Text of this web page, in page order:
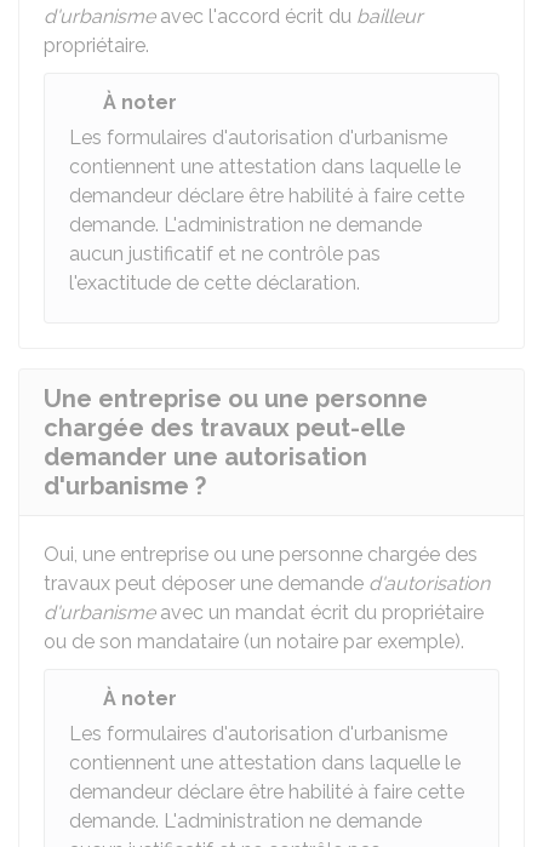
d'urbanismeavec l'accord écrit du bailleur
propriétaire.
À noter
Les formulaires d'autorisation d'urbanisme
contiennent une attestation dans laquelle le
demandeur déclare être habilité à faire cette
demande. L'administration ne demande
aucun justificatif et ne contrôle pas
l'exactitude de cette déclaration.
Une entreprise ou une personne
chargée des travaux peut-elle
demander une autorisation
d'urbanisme ?
Oui, une entreprise ou une personne chargée des
travaux peut déposer une demande d'autorisation
d'urbanismeavec un mandat écrit du propriétaire
ou de son mandataire (un notaire par exemple).
À noter
Les formulaires d'autorisation d'urbanisme
contiennent une attestation dans laquelle le
demandeur déclare être habilité à faire cette
demande. L'administration ne demande